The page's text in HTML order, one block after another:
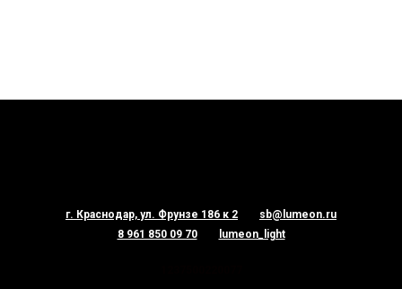
г. Краснодар, ул. Фрунзе 186 к 2
sb@lumeon.ru
8 961 850 09 70
lumeon_light